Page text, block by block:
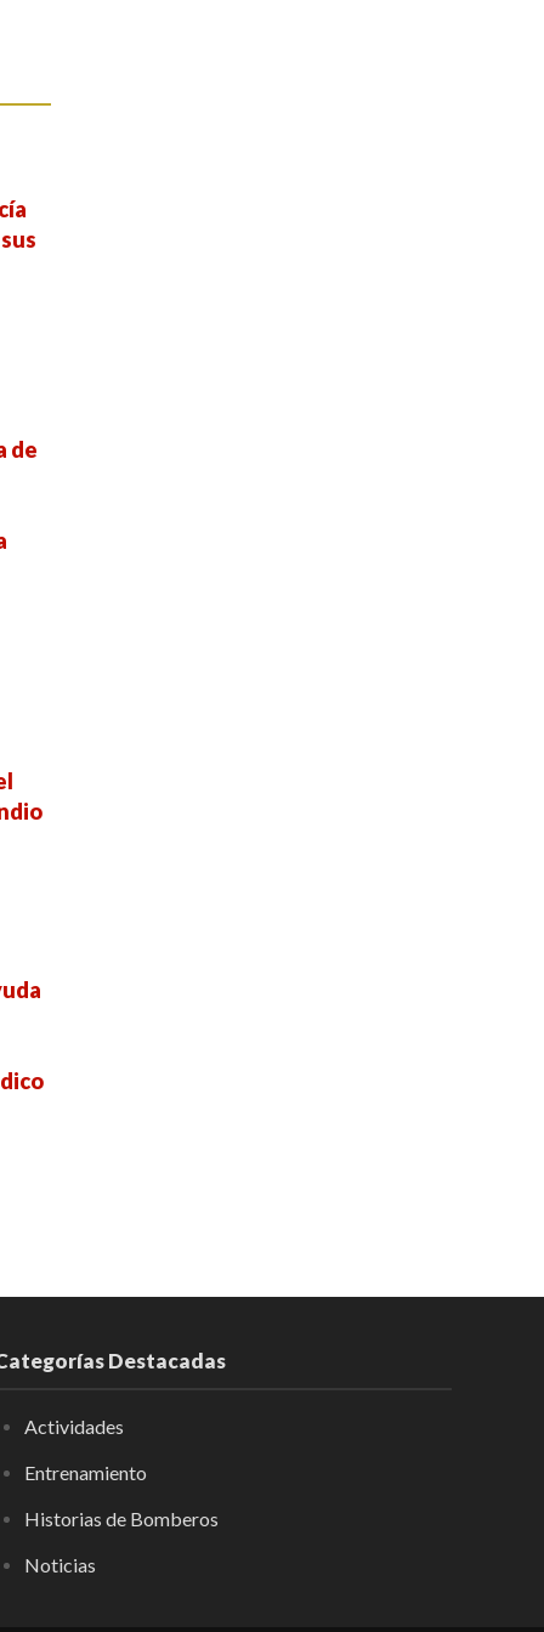
de
Destacadas
Actividades
Entrenamiento
Historias de Bomberos
Noticias